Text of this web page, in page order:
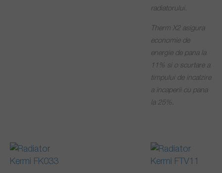
radiatorului.
Therm X2 asigura
economie de
energie de pana la
11% si o scurtare a
timpului de incalzire
a incaperii cu pana
la 25%.